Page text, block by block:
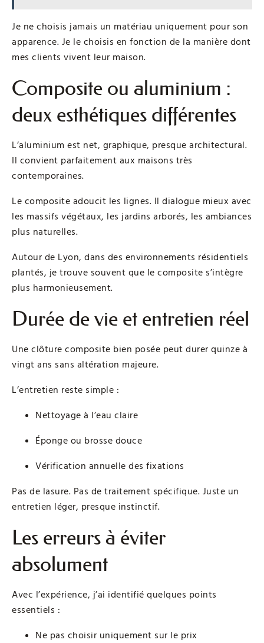
Je ne choisis jamais un matériau uniquement pour son
apparence. Je le choisis en fonction de la manière dont
mes clients vivent leur maison.
Composite ou aluminium :
deux esthétiques différentes
L’aluminium est net, graphique, presque architectural.
Il convient parfaitement aux maisons très
contemporaines.
Le composite adoucit les lignes. Il dialogue mieux avec
les massifs végétaux, les jardins arborés, les ambiances
plus naturelles.
Autour de Lyon, dans des environnements résidentiels
plantés, je trouve souvent que le composite s’intègre
plus harmonieusement.
Durée de vie et entretien réel
Une clôture composite bien posée peut durer quinze à
vingt ans sans altération majeure.
L’entretien reste simple :
Nettoyage à l’eau claire
Éponge ou brosse douce
Vérification annuelle des fixations
Pas de lasure. Pas de traitement spécifique. Juste un
entretien léger, presque instinctif.
Les erreurs à éviter
absolument
Avec l’expérience, j’ai identifié quelques points
essentiels :
Ne pas choisir uniquement sur le prix